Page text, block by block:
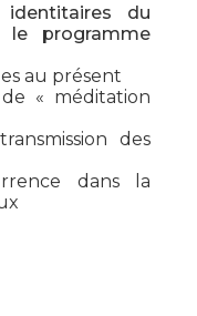
du
le programme
au présent
« méditation
des
dans la